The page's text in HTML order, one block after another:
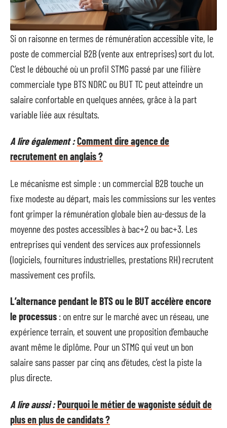
Si on raisonne en termes de rémunération accessible vite, le
poste de commercial B2B (vente aux entreprises) sort du lot.
C’est le débouché où un profil STMG passé par une filière
commerciale type BTS NDRC ou BUT TC peut atteindre un
salaire confortable en quelques années, grâce à la part
variable liée aux résultats.
A lire également :Comment dire agence de
recrutement en anglais ?
Le mécanisme est simple : un commercial B2B touche un
fixe modeste au départ, mais les commissions sur les ventes
font grimper la rémunération globale bien au-dessus de la
moyenne des postes accessibles à bac+2 ou bac+3. Les
entreprises qui vendent des services aux professionnels
(logiciels, fournitures industrielles, prestations RH) recrutent
massivement ces profils.
L’alternance pendant le BTS ou le BUT accélère encore
le processus : on entre sur le marché avec un réseau, une
expérience terrain, et souvent une proposition d’embauche
avant même le diplôme. Pour un STMG qui veut un bon
salaire sans passer par cinq ans d’études, c’est la piste la
plus directe.
A lire aussi :Pourquoi le métier de wagoniste séduit de
plus en plus de candidats ?